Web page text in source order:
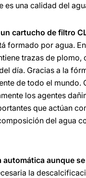
es una calidad del
cartucho de filtro
formado por agua.
trazas de
día. Gracias a la
de todo el mundo.
los agentes
que actúan
del agua
aunque
la